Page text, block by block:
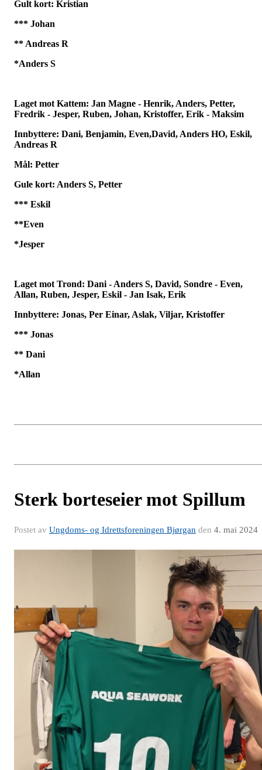
Gult kort: Kristian
*** Johan
** Andreas R
*Anders S
Laget mot Kattem: Jan Magne - Henrik, Anders, Petter,
Fredrik - Jesper, Ruben, Johan, Kristoffer, Erik - Maksim
Innbyttere: Dani, Benjamin, Even,David, Anders HO, Eskil,
Andreas R
Mål: Petter
Gule kort: Anders S, Petter
*** Eskil
**Even
*Jesper
Laget mot Trond: Dani - Anders S, David, Sondre - Even,
Allan, Ruben, Jesper, Eskil - Jan Isak, Erik
Innbyttere: Jonas, Per Einar, Aslak, Viljar, Kristoffer
*** Jonas
** Dani
*Allan
Sterk borteseier mot Spillum
Postet av Ungdoms- og Idrettsforeningen Bjørgan den 4. mai 2024